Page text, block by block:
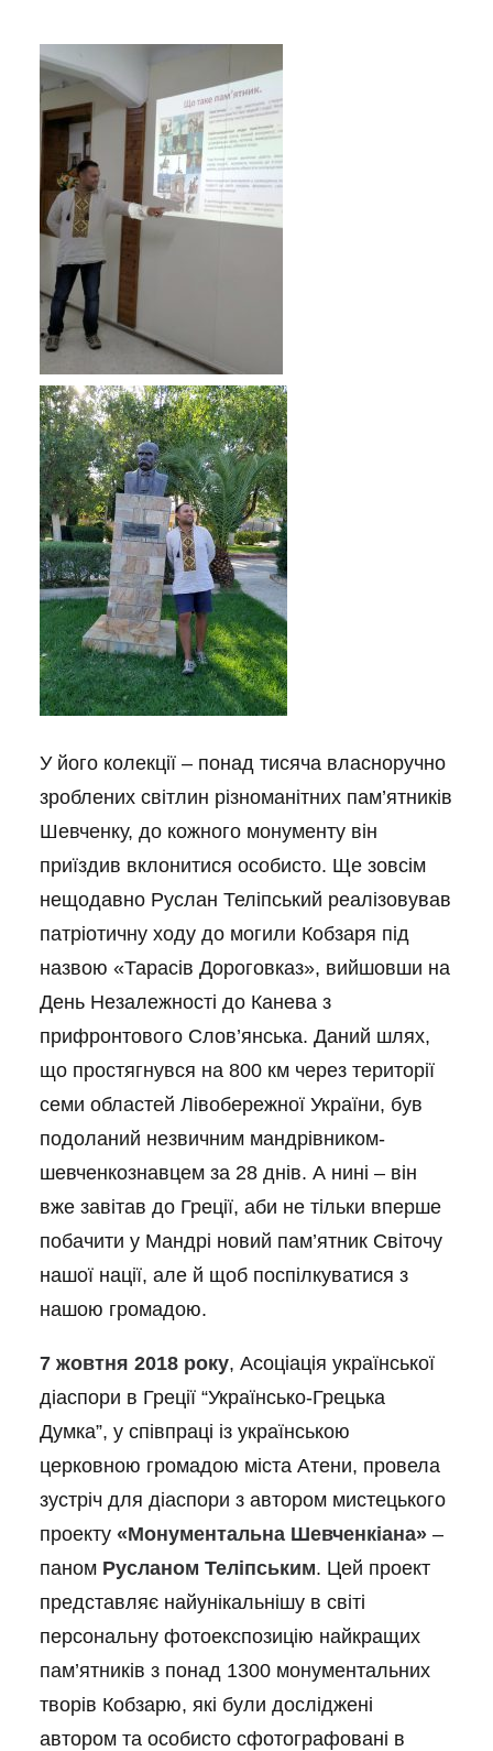
У його колекції – понад тисяча власноручно
зроблених світлин різноманітних пам’ятників
Шевченку, до кожного монументу він
приїздив вклонитися особисто. Ще зовсім
нещодавно Руслан Теліпський реалізовував
патріотичну ходу до могили Кобзаря під
назвою «Тарасів Дороговказ», вийшовши на
День Незалежності до Канева з
прифронтового Слов’янська. Даний шлях,
що простягнувся на 800 км через території
семи областей Лівобережної України, був
подоланий незвичним мандрівником-
шевченкознавцем за 28 днів. А нині – він
вже завітав до Греції, аби не тільки вперше
побачити у Мандрі новий пам’ятник Світочу
нашої нації, але й щоб поспілкуватися з
нашою громадою.
7 жовтня 2018 року, Асоціація української
діаспори в Греції “Українсько-Грецька
Думка”, у співпраці із українською
церковною громадою міста Атени, провела
зустріч для діаспори з автором мистецького
проекту «Монументальна Шевченкіана» –
паном Русланом Теліпським. Цей проект
представляє найунікальнішу в світі
персональну фотоекспозицію найкращих
пам’ятників з понад 1300 монументальних
творів Кобзарю, які були досліджені
автором та особисто сфотографовані в